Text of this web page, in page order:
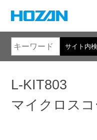
サイト内
L-KIT803
マイクロスコ